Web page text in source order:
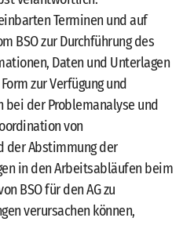
Terminen und auf
BSO zur Durchführung des
Daten und Unterlagen
zur Verfügung und
bei der Problemanalyse und
von
der Abstimmung der
in den Arbeitsabläufen beim
BSO für den AG zu
verursachen können,